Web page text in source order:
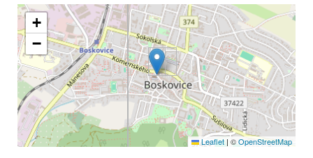
+
−
Leaflet | ©OpenStreetMap